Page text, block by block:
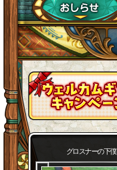
グロスナーの下僕